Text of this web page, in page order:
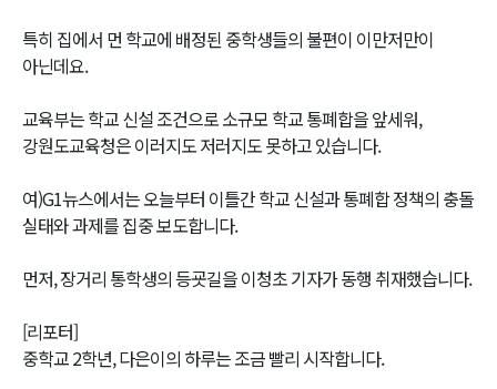
특히 집에서 먼 학교에 배정된 중학생들의 불편이 이만저만이
아닌데요.
교육부는 학교 신설 조건으로 소규모 학교 통폐합을 앞세워,
강원도교육청은 이러지도 저러지도 못하고 있습니다.
여)G1뉴스에서는 오늘부터 이틀간 학교 신설과 통폐합 정책의 충돌
실태와 과제를 집중 보도합니다.
먼저, 장거리 통학생의 등굣길을 이청초 기자가 동행 취재했습니다.
[리포터]
중학교 2학년, 다은이의 하루는 조금 빨리 시작합니다.